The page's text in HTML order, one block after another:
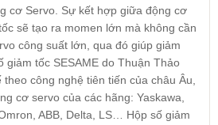
cơ Servo. Sự kết hợp giữa động cơ
sẽ tạo ra momen lớn mà không cần
công suất lớn, qua đó giúp giảm
giảm tốc SESAME do Thuận Thảo
công nghệ tiên tiến của châu Âu,
cơ servo của các hãng: Yaskawa,
ABB, Delta, LS… Hộp số giảm